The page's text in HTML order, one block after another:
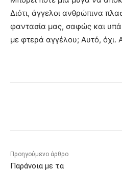
Διότι, άγγελοι ανθρώπινα
φαντασία μας, σαφώς και
με φτερά αγγέλου; Αυτό, όχι.
Προηγούμενο άρθρο
Παράνοια με τα